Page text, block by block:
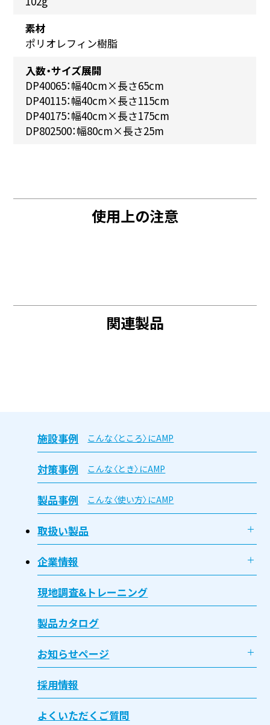
素材
ポリオレフィン樹脂
入数・サイズ展開
DP40065：幅40cm×長さ65cm
DP40115：幅40cm×長さ115cm
DP40175：幅40cm×長さ175cm
DP802500：幅80cm×長さ25m
使用上の注意
関連製品
施設事例 こんな〈ところ〉にAMP
対策事例 こんな〈とき〉にAMP
製品事例 こんな〈使い方〉にAMP
取扱い製品
企業情報
現地調査&トレーニング
製品カタログ
お知らせページ
採用情報
よくいただくご質問